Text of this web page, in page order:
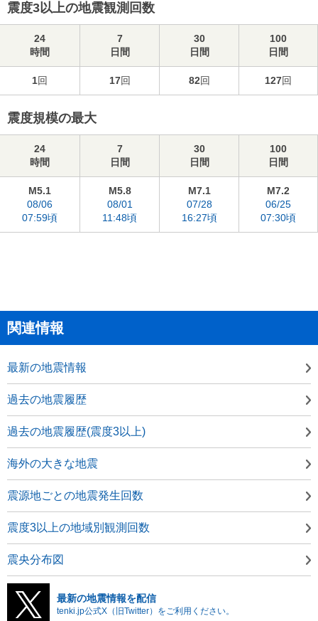
震度3以上の地震観測回数
24
時間
7
日間
30
日間
100
日間
1回 17回 82回 127回
震度規模の最大
24
時間
7
日間
30
日間
100
日間
M5.1
08/06
07:59頃
M5.8
08/01
11:48頃
M7.1
07/28
16:27頃
M7.2
06/25
07:30頃
関連情報
最新の地震情報
過去の地震履歴
過去の地震履歴(震度3以上)
海外の大きな地震
震源地ごとの地震発生回数
震度3以上の地域別観測回数
震央分布図
最新の地震情報を配信
tenki.jp公式X（旧Twitter）をご利用ください。